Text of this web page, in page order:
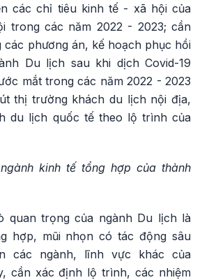
các chỉ tiêu kinh tế - xã hội của
trong các năm 2022 - 2023; cần
các phương án, kế hoạch phục hồi
Du lịch sau khi dịch Covid-19
mắt trong các năm 2022 - 2023
thị trường khách du lịch nội địa,
du lịch quốc tế theo lộ trình của
kinh tế tổng hợp của thành
quan trọng của ngành Du lịch là
hợp, mũi nhọn có tác động sâu
các ngành, lĩnh vực khác của
cần xác định lộ trình, các nhiệm